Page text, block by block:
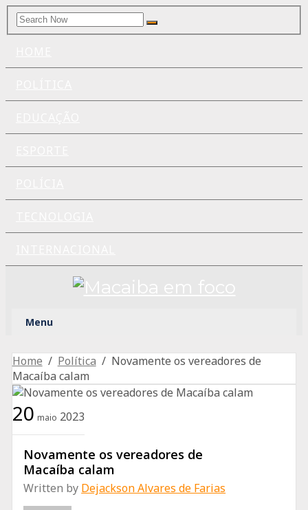
Search
for:
Search
Menu
Home / Política / Novamente os vereadores de
Macaíba calam
20 maio 2023
Novamente os vereadores de
Macaíba calam
Written by Dejackson Alvares de Farias